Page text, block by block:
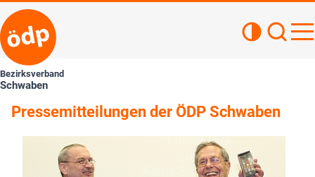
Bezirksverband
Schwaben
Pressemitteilungen der ÖDP Schwaben